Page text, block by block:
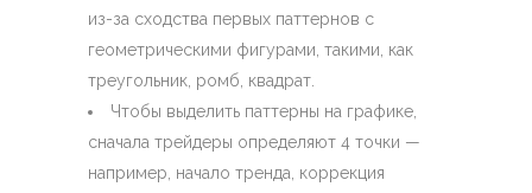
из-за сходства первых паттернов с
геометрическими фигурами, такими, как
треугольник, ромб, квадрат.
Чтобы выделить паттерны на графике,
сначала трейдеры определяют 4 точки —
например, начало тренда, коррекция